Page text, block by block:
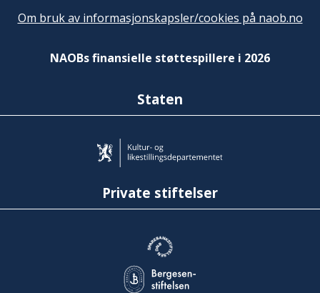
Om bruk av informasjonskapsler/cookies på naob.no
NAOBs finansielle støttespillere i 2026
Staten
Private stiftelser